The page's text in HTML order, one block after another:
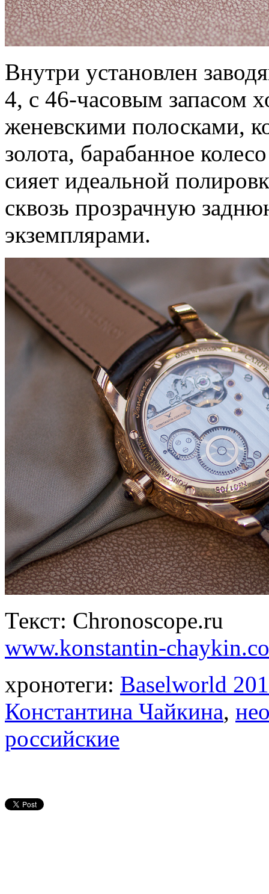
Внутри установлен
4, с 46-часовым запасом
женевскими полосками,
золота, барабанное
сияет идеальной
сквозь прозрачную
экземплярами.
Текст: Chronoscope.ru
www.konstantin-
хронотеги: Baselworld
Константина Чайкина,
российские